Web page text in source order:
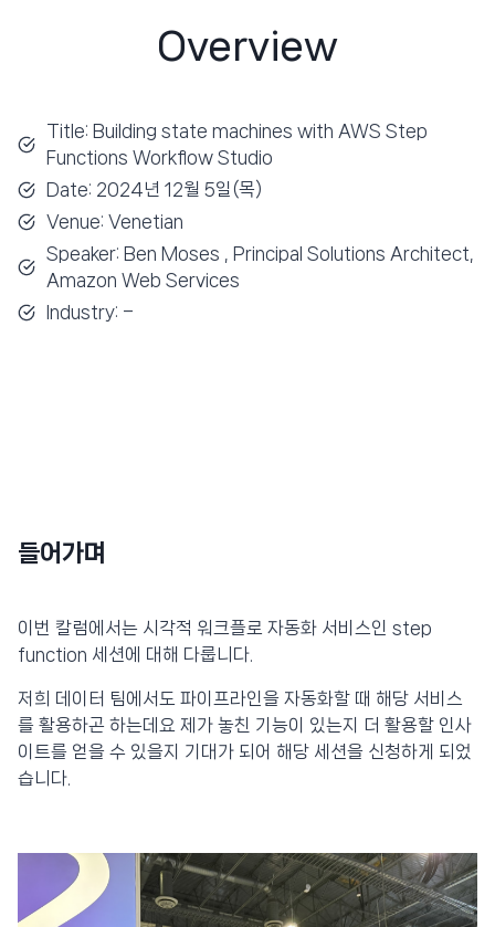
Overview
Title: Building state machines with AWS Step
Functions Workflow Studio
Date: 2024년 12월 5일(목)
Venue: Venetian
Speaker: Ben Moses , Principal Solutions Architect,
Amazon Web Services
Industry: –
들어가며
이번 칼럼에서는 시각적 워크플로 자동화 서비스인 step
function 세션에 대해 다룹니다.
저희 데이터 팀에서도 파이프라인을 자동화할 때 해당 서비스
를 활용하곤 하는데요 제가 놓친 기능이 있는지 더 활용할 인사
이트를 얻을 수 있을지 기대가 되어 해당 세션을 신청하게 되었
습니다.